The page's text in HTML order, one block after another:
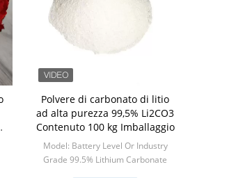
Polvere di carbonato di litio
ad alta purezza 99,5% Li2CO3
Contenuto 100 kg Imballaggio
Model: Battery Level Or Industry
Grade 99.5% Lithium Carbonate